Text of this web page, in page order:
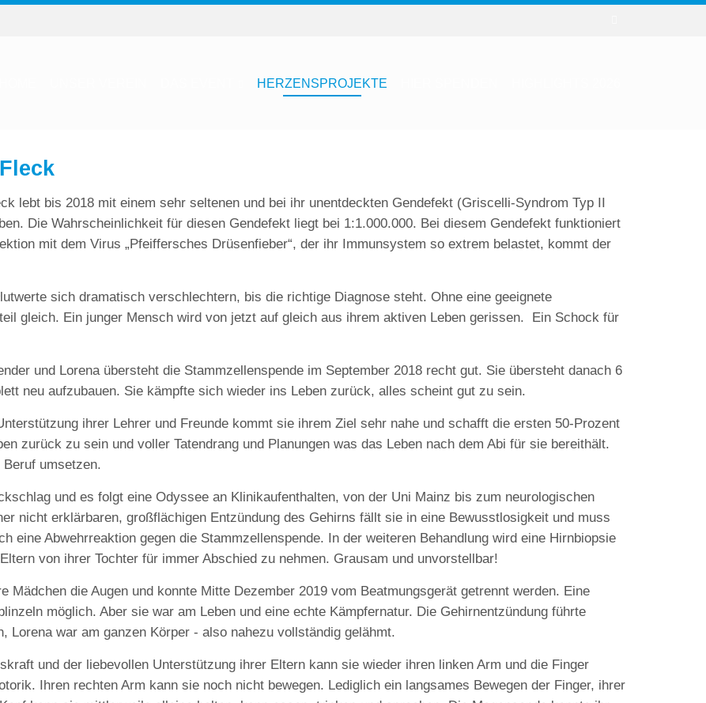
HERZENSPROJEKTE
lebt bis 2018 mit einem sehr seltenen und bei ihr unentdeckten Gendefekt (Griscelli-Syndrom Typ II
Die Wahrscheinlichkeit für diesen Gendefekt liegt bei 1:1.000.000. Bei diesem Gendefekt funktioniert
mit dem Virus „Pfeiffersches Drüsenfieber“, der ihr Immunsystem so extrem belastet, kommt der
sich dramatisch verschlechtern, bis die richtige Diagnose steht. Ohne eine geeignete
gleich. Ein junger Mensch wird von jetzt auf gleich aus ihrem aktiven Leben gerissen. Ein Schock für
und Lorena übersteht die Stammzellenspende im September 2018 recht gut. Sie übersteht danach 6
neu aufzubauen. Sie kämpfte sich wieder ins Leben zurück, alles scheint gut zu sein.
ihrer Lehrer und Freunde kommt sie ihrem Ziel sehr nahe und schafft die ersten 50-Prozent
zurück zu sein und voller Tatendrang und Planungen was das Leben nach dem Abi für sie bereithält.
umsetzen.
und es folgt eine Odyssee an Klinikaufenthalten, von der Uni Mainz bis zum neurologischen
nicht erklärbaren, großflächigen Entzündung des Gehirns fällt sie in eine Bewusstlosigkeit und muss
eine Abwehrreaktion gegen die Stammzellenspende. In der weiteren Behandlung wird eine Hirnbiopsie
von ihrer Tochter für immer Abschied zu nehmen. Grausam und unvorstellbar!
Mädchen die Augen und konnte Mitte Dezember 2019 vom Beatmungsgerät getrennt werden. Eine
möglich. Aber sie war am Leben und eine echte Kämpfernatur. Die Gehirnentzündung führte
Lorena war am ganzen Körper - also nahezu vollständig gelähmt.
und der liebevollen Unterstützung ihrer Eltern kann sie wieder ihren linken Arm und die Finger
Ihren rechten Arm kann sie noch nicht bewegen. Lediglich ein langsames Bewegen der Finger, ihrer